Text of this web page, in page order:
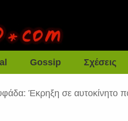
Gossip Σχέσεις
Έκρηξη σε αυτοκίνητο